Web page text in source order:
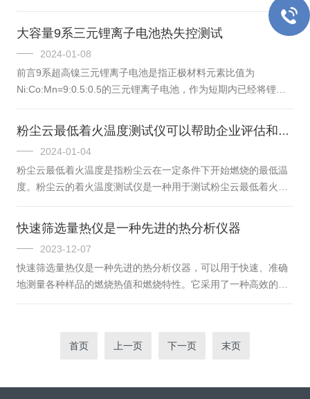
工程、材料科学和生物科学等领域中得到广泛应用。自动反应量
热仪的工作原理是通过测量反应体系的温度变化来计算反应过程
中的放热或吸热量。该仪器配备有高灵敏度的温度传感器和电子
控制系统，能够实时监测和记录反应体系的温度变化。仪器还可
以自动控制反应条件，如温度、压力和搅拌速度等，以确保实验
的准确性和可重复性。自动反应量热仪具有许多优点。首先，它
大容量9系三元锂离子电池热失控测试
2024-01-08
前言9系超高镍三元锂离子电池是指正极材料元素比值为
Ni:Co:Mn=9:0.5:0.5的三元锂离子电池，作为短期内已经将锂电
甚至超过了300Wh/kg。由于9系锂电池具有超高的能量密度，受
到了致力于提高新能源汽车续航里程的主机厂的密切关注。但高
能量密度伴随着潜在的高危险性，因此获得9系电池的热失控特征
参数尤为重要，但是9系锂电池的热失控过程非常剧烈，有较大概
率会损伤仪器，因此9系锂电池的绝热热失控实验数据十分缺乏，
粉尘云最低着火温度测试仪可以帮助企业评估和预防粉尘爆炸的风险
2024-01-04
粉尘云最低着火温度是指粉尘云在一定条件下开始燃烧的最低温
度。粉尘云的着火温度测试仪是一种用于测试粉尘云最低着火温
尘危害的安全性而研制的一种测试工具。粉尘云是指在工业生产
过程中由于物料粉尘积聚形成的混合物，一旦粉尘云发生着火或
爆炸，将会给生产过程带来巨大的安全风险。在使用时，需要先
将粉尘样本收集起来，然后将样本定量均匀地撒布在特定的位
置，通常是一个封闭的试验室或容器中。然后通过仪器设备产生
快速筛选量热仪是一种先进的热分析仪器
2023-12-07
快速筛选量热仪是一种先进的热分析仪器，可以用于快速、准确
地测量各种样品的燃烧热值和燃烧特性。它采用了一种高效的自
性和燃烧热值。在测试过程中，首先将样品放入试样舱中，然后
首页 上一页 下一页 末页